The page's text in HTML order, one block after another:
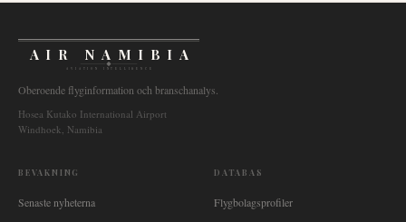
AIR NAMIBIA
AVIATION INTELLIGENCE
Oberoende flyginformation och branschanalys.
Hosea Kutako International Airport
Windhoek, Namibia
BEVAKNING
Senaste nyheterna
DATABAS
Flygbolagsprofiler